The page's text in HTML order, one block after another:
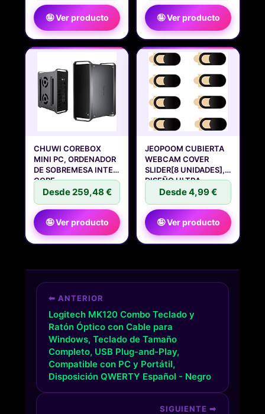
🤪 Ver producto 🤪 Ver producto
CHUWI COREBOX
MINI PC, ORDENADOR
DE SOBREMESA INTEL
CORE
Desde 259,48 €
🤪 Ver producto
JEOPOOM CUBIERTA
WEBCAM COVER
SLIDER[8 UNIDADES],
DISEÑO ULTRA
Desde 4,99 €
🤪 Ver producto
⬅ ANTERIOR
Logitech MK120 Combo Teclado y
Ratón Óptico con Cable para
Windows, Teclado de Tamaño
Completo, USB Plug-and-Play,
Compatible con PC y Portátil,
Disposición QWERTY Español - Negro
SIGUIENTE ➡